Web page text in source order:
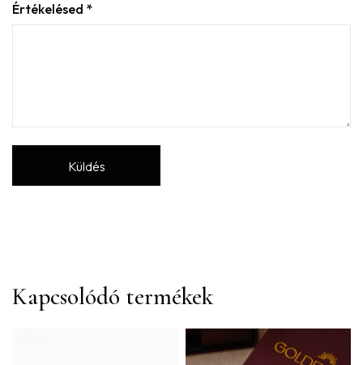
Értékelésed *
Kapcsolódó termékek